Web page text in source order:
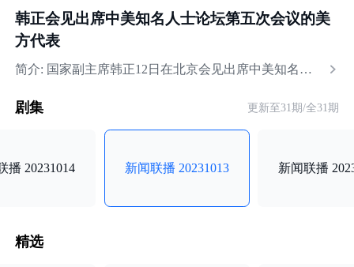
韩正会见出席中美知名人士论坛第五次会议的美
方代表
简介: 国家副主席韩正12日在北京会见出席中美知名人士论坛第五次会议的美方代表。
剧集 更新至31期/全31期
播 20231014 新闻联播 20231013 新闻联播
精选